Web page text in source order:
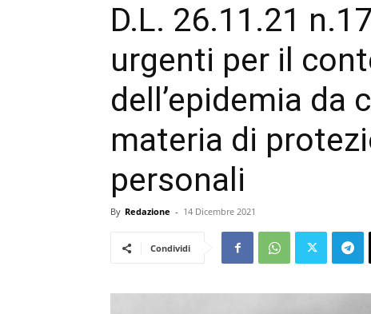
D.L. 26.11.21
urgenti per il
dell’epidemia da
materia di
personali
By Redazione - 14 Dicembre 2021
Condividi